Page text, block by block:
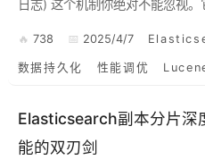
日志) 这个机制你绝对不能忽视
过程中的...
738 2025/4/7
数据持久化 性能调优
Elasticsearch副本分片深
能的双刃剑